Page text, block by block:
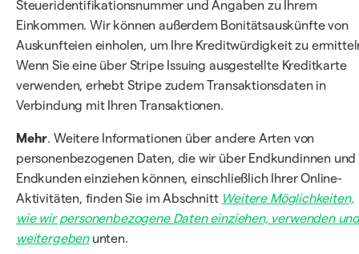
Steueridentifikationsnummer und Angaben zu Ihrem
Einkommen. Wir können außerdem Bonitätsauskünfte von
Auskunfteien einholen, um Ihre Kreditwürdigkeit zu
Wenn Sie eine über Stripe Issuing ausgestellte Kreditkarte
verwenden, erhebt Stripe zudem Transaktionsdaten in
Verbindung mit Ihren Transaktionen.
Mehr. Weitere Informationen über andere Arten von
personenbezogenen Daten, die wir über Endkundinnen und
Endkunden einziehen können, einschließlich Ihrer Online-
Aktivitäten, finden Sie im Abschnitt Weitere Möglichkeiten,
wie wir personenbezogene Daten einziehen, verwenden
weitergebenunten.